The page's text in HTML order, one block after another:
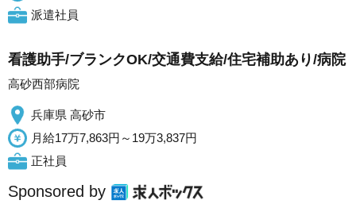
派遣社員
看護助手/ブランクOK/交通費支給/住宅補助あり/病院
高砂西部病院
兵庫県 高砂市
月給17万7,863円～19万3,837円
正社員
Sponsored by